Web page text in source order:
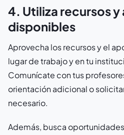
4. Utiliza recursos
disponibles
Aprovecha los recursos y el
lugar de trabajo y en tu
Comunícate con tus
orientación adicional o
necesario.
Además, busca